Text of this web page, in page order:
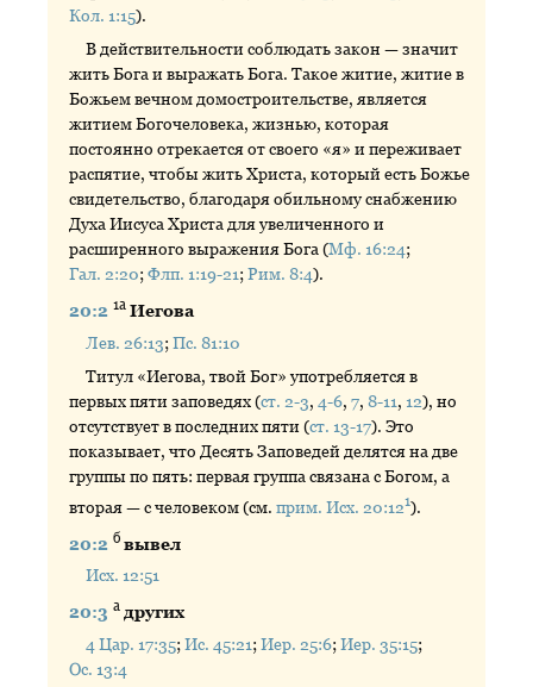
Кол. 1:15).
В действительности соблюдать закон — значит
жить Бога и выражать Бога. Такое житие, житие в
Божьем вечном домостроительстве, является
житием Богочеловека, жизнью, которая
постоянно отрекается от своего «я» и переживает
распятие, чтобы жить Христа, который есть Божье
свидетельство, благодаря обильному снабжению
Духа Иисуса Христа для увеличенного и
расширенного выражения Бога (Мф. 16:24;
Гал. 2:20;Флп. 1:19-21;Рим. 8:4).
20:21а Иегова
Лев. 26:13;Пс. 81:10
Титул «Иегова, твой Бог» употребляется в
первых пяти заповедях (ст. 2-3,4-6,7,8-11, 12), но
отсутствует в последних пяти (ст. 13-17). Это
показывает, что Десять Заповедей делятся на две
группы по пять: первая группа связана с Богом, а
вторая — с человеком (см.прим. Исх. 20:121).
20:2б вывел
Исх. 12:51
20:3а других
4 Цар. 17:35;Ис. 45:21;Иер. 25:6;Иер. 35:15;
Ос. 13:4